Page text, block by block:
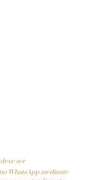
ser
WhatsApp mediante